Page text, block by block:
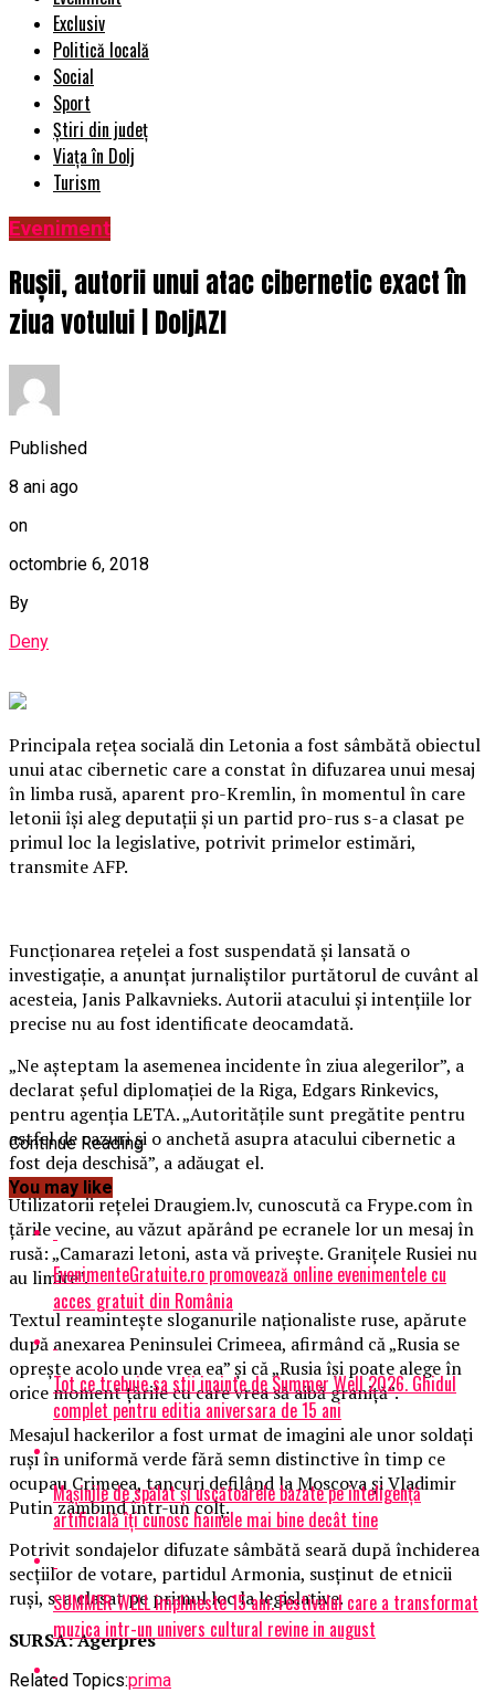
Exclusiv
Politică locală
Social
Sport
Știri din județ
Viața în Dolj
Turism
Eveniment
Rușii, autorii unui atac cibernetic exact în
ziua votului | DoljAZI
Published
8 ani ago
on
octombrie 6, 2018
By
Deny
Principala reţea socială din Letonia a fost sâmbătă obiectul
unui atac cibernetic care a constat în difuzarea unui mesaj
în limba rusă, aparent pro-Kremlin, în momentul în care
letonii îşi aleg deputaţii şi un partid pro-rus s-a clasat pe
primul loc la legislative, potrivit primelor estimări,
transmite AFP.
Funcţionarea reţelei a fost suspendată şi lansată o
investigaţie, a anunţat jurnaliştilor purtătorul de cuvânt al
acesteia, Janis Palkavnieks.Autorii atacului şi intenţiile lor
precise nu au fost identificate deocamdată.
„Ne aşteptam la asemenea incidente în ziua alegerilor”, a
declarat şeful diplomaţiei de la Riga, Edgars Rinkevics,
pentru agenţia LETA. „Autorităţile sunt pregătite pentru
astfel de cazuri şi o anchetă asupra atacului cibernetic a
fost deja deschisă”, a adăugat el.
Utilizatorii reţelei Draugiem.lv, cunoscută ca Frype.com în
ţările vecine, au văzut apărând pe ecranele lor un mesaj în
rusă: „Camarazi letoni, asta vă priveşte. Graniţele Rusiei nu
au limite”.
Textul reaminteşte sloganurile naţionaliste ruse, apărute
după anexarea Peninsulei Crimeea, afirmând că „Rusia se
opreşte acolo unde vrea ea” şi că „Rusia îşi poate alege în
orice moment ţările cu care vrea să aibă graniţă”.
Mesajul hackerilor a fost urmat de imagini ale unor soldaţi
ruşi în uniformă verde fără semn distinctive în timp ce
ocupau Crimeea, tancuri defilând la Moscova şi Vladimir
Putin zâmbind într-un colţ.
Potrivit sondajelor difuzate sâmbătă seară după închiderea
secţiilor de votare, partidul Armonia, susţinut de etnicii
ruşi, s-a clasat pe primul loc la legislative.
SURSA: Agerpres
Related Topics:prima
Continue Reading
You may like
EvenimenteGratuite.ro promovează online evenimentele cu
acces gratuit din România
Tot ce trebuie sa stii inainte de Summer Well 2026. Ghidul
complet pentru editia aniversara de 15 ani
Mașinile de spălat și uscătoarele bazate pe inteligență
artificială îți cunosc hainele mai bine decât tine
SUMMER WELL implineste 15 ani. Festivalul care a transformat
muzica intr-un univers cultural revine in august